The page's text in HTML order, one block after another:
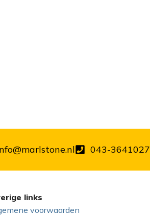
043-3641027
links
voorwaarden